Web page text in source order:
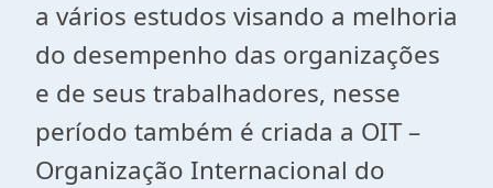
a vários estudos visando a melhoria
do desempenho das organizações
e de seus trabalhadores, nesse
período também é criada a OIT –
Organização Internacional do